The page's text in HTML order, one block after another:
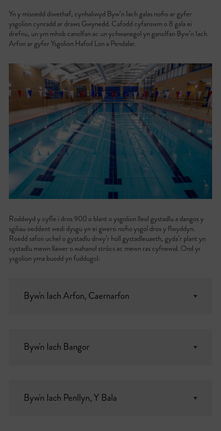
Yn y misoedd diwethaf, cynhaliwyd Byw’n Iach galas nofio ar gyfer
ysgolion cynradd ar draws Gwynedd. Cafodd cyfanswm o 8 gala ei
drefnu, un ym mhob canolfan ac un ychwanegol yn ganolfan Byw’n Iach
Arfon ar gyfer Ysgolion Hafod Lon a Pendalar.
Roddwyd y cyfle i dros 900 o blant o ysgolion lleol gystadlu a dangos y
sgiliau oeddent wedi dysgu yn ei gwersi nofio ysgol dros y flwyddyn.
Roedd safon uchel o gystadlu drwy’r holl gystadleuaeth, gyda’r plant yn
cystadlu mewn llawer o wahanol strôcs ac mewn ras cyfnewid. Ond yr
ysgolion yma buodd yn fuddugol:
Byw'n Iach Arfon, Caernarfon
Byw'n Iach Bangor
Byw'n Iach Penllyn, Y Bala